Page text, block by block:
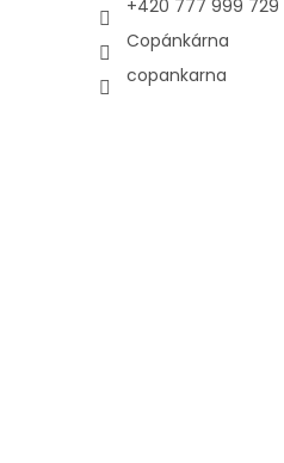
+420 777 999 729
Copánkárna
copankarna